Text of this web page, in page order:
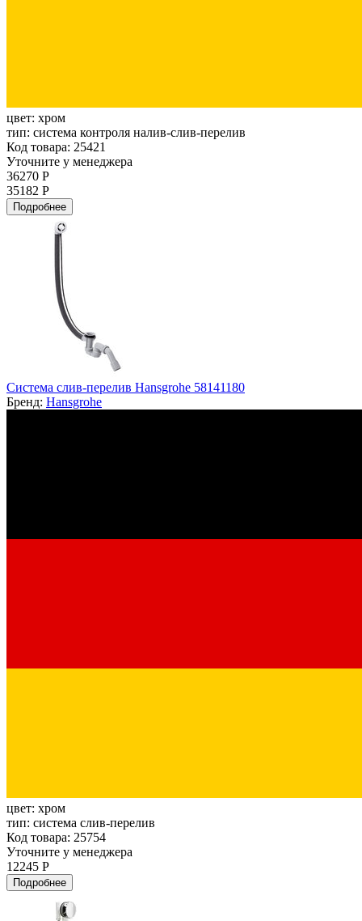
цвет: хром
тип: система контроля налив-слив-перелив
Код товара: 25421
Уточните у менеджера
36270 Р
35182 Р
Подробнее
Система слив-перелив Hansgrohe 58141180
Бренд: Hansgrohe
цвет: хром
тип: система слив-перелив
Код товара: 25754
Уточните у менеджера
12245 Р
Подробнее